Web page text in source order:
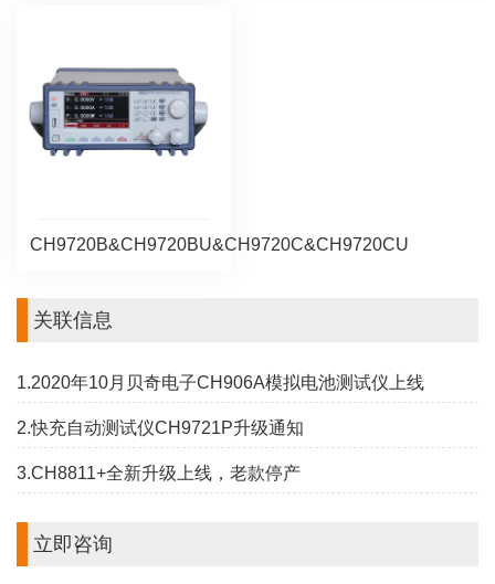
CH9720B&CH9720BU&CH9720C&CH9720CU
关联信息
1.2020年10月贝奇电子CH906A模拟电池测试仪上线
2.快充自动测试仪CH9721P升级通知
3.CH8811+全新升级上线，老款停产
立即咨询